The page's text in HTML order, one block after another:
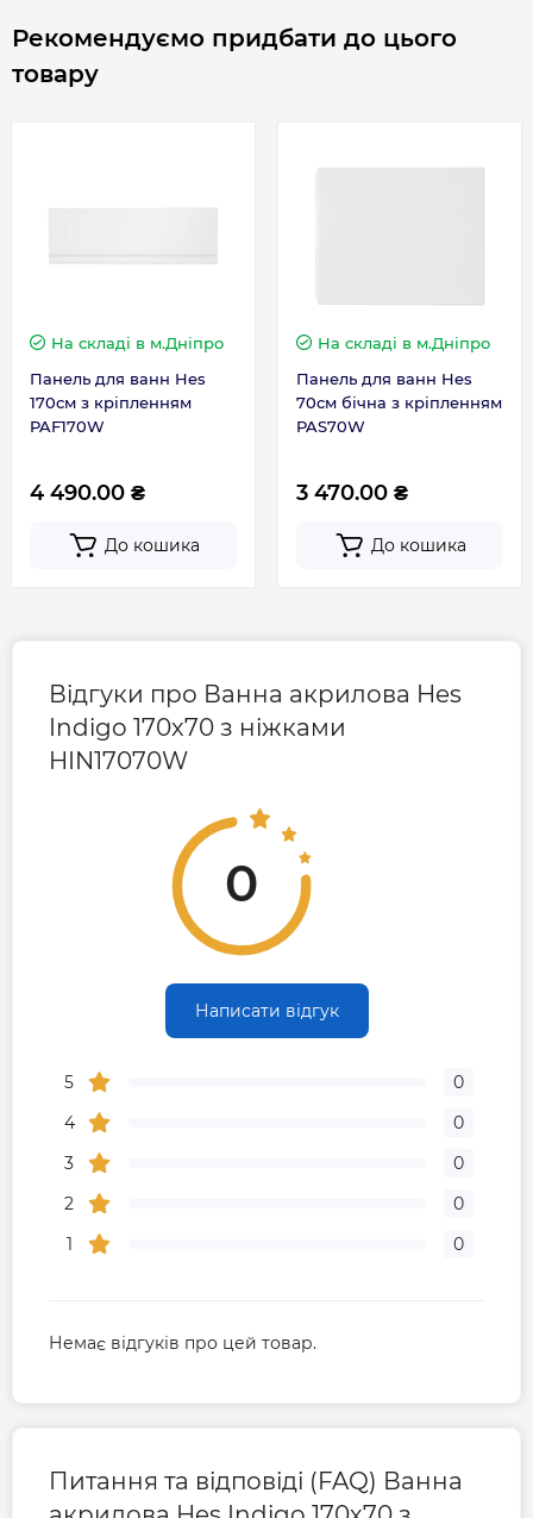
Рекомендуємо придбати до цього
товару
На складі в м.Дніпро
Панель для ванн Hes
170см з кріпленням
PAF170W
4 490.00 ₴
До кошика
На складі в м.Дніпро
Панель для ванн Hes
70см бічна з кріпленням
PAS70W
3 470.00 ₴
До кошика
Відгуки про Ванна акрилова Hes
Indigo 170х70 з ніжками
HIN17070W
0
Написати відгук
5
0
4
0
3
0
2
0
1
0
Немає відгуків про цей товар.
Питання та відповіді (FAQ) Ванна